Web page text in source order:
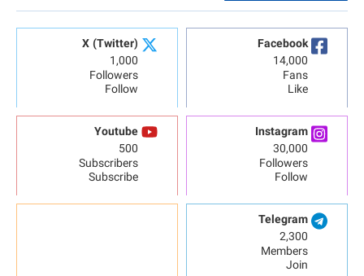
Facebook
14,000
Fans
Like
X (Twitter)
1,000
Followers
Follow
Instagram
30,000
Followers
Follow
Youtube
500
Subscribers
Subscribe
Telegram
2,300
Members
Join